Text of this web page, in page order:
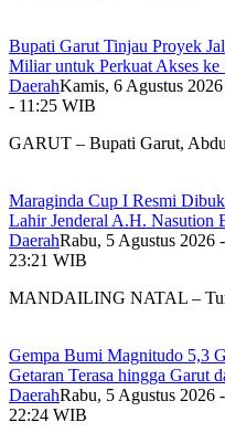
Bupati Garut Tinjau Proyek
Miliar untuk Perkuat Akses ke
DaerahKamis, 6 Agustus
- 11:25 WIB
GARUT – Bupati Garut,
Maraginda Cup I Resmi
Lahir Jenderal A.H. Nasution
DaerahRabu, 5 Agustus 2026
23:21 WIB
MANDAILING NATAL –
Gempa Bumi Magnitudo 5,3
Getaran Terasa hingga Garut
DaerahRabu, 5 Agustus 2026
22:24 WIB